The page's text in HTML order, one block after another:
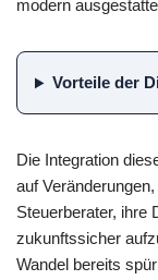
modern
Vorteile der
Die Integration
auf
Steuerberater, ihre
zukunftssicher
Wandel bereits